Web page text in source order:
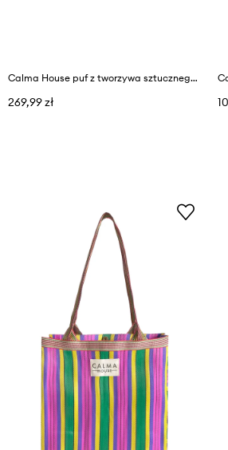
Calma House puf z tworzywa sztucznego 70 x 70 x 23 cm
269,99 zł